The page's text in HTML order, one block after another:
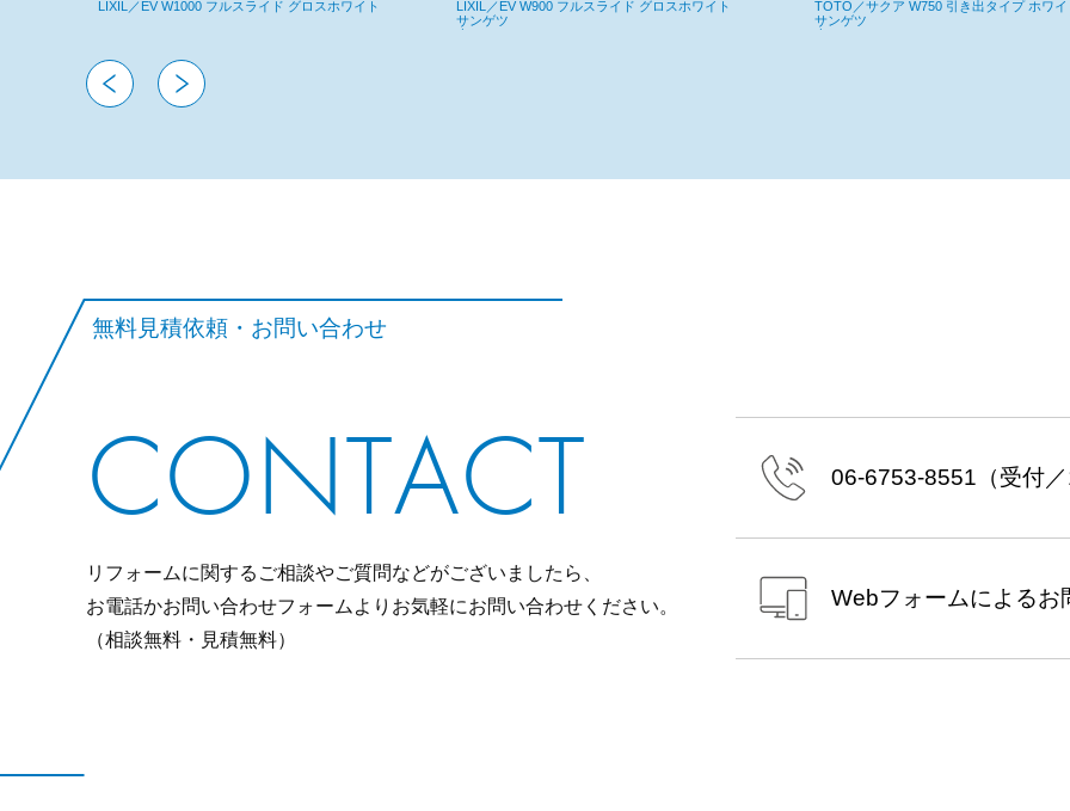
LIXIL／EV W900 フルスライド グロスホワイト
TOTO／サクア W750 引き出タイプ ホワイト
サンゲツ
東リ
LIXIL／EVW750＋トールキャビネット（グ
ト）
サンゲツ
無料見積依頼・お問い合わせ
CONTACT
リフォームに関するご相談やご質問などがございましたら、
お電話かお問い合わせフォームよりお気軽にお問い合わせください。
（相談無料・見積無料）
06-6753-8551 （受付
Webフォームによるお